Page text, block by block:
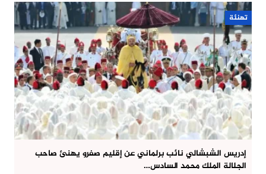
تهنئة
إدريس الشبشالي نائب برلماني عن إقليم صفرو يهنئ صاحب
الجلالة الملك محمد السادس…